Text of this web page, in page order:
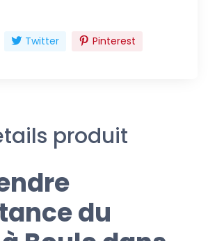
Twitter Pinterest
produit
du